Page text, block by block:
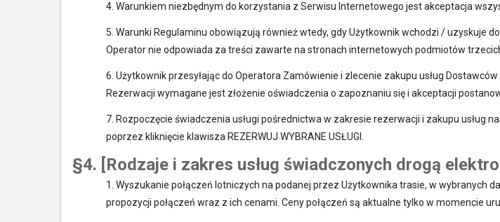
4. Warunkiem niezbędnym do korzystania z Serwisu Internetowego jest akceptacja
5. Warunki Regulaminu obowiązują również wtedy, gdy Użytkownik wchodzi /
Operator nie odpowiada za treści zawarte na stronach internetowych podmiotów
6. Użytkownik przesyłając do Operatora Zamówienie i zlecenie zakupu usług
Rezerwacji wymagane jest złożenie oświadczenia o zapoznaniu się i akceptacji
7. Rozpoczęcie świadczenia usługi pośrednictwa w zakresie rezerwacji i zakupu usług
poprzez kliknięcie klawisza REZERWUJ WYBRANE USŁUGI.
§4. [Rodzaje i zakres usług świadczonych drogą
1. Wyszukanie połączeń lotniczych na podanej przez Użytkownika trasie, w wybranych
propozycji połączeń wraz z ich cenami. Ceny połączeń są aktualne tylko w momencie